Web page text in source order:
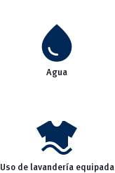
water_drop
Agua
laundry
Uso de lavandería equipada